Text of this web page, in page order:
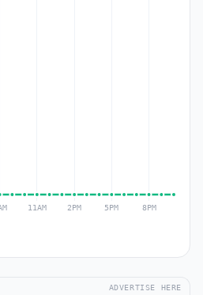
ADVERTISE HERE